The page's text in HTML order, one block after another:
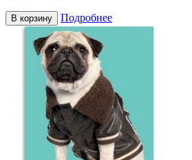
В корзину Подробнее